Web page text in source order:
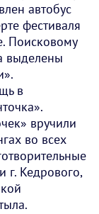
автобус
фестиваля
Поисковому
выделены
в
вручили
во всех
г. Кедрового,